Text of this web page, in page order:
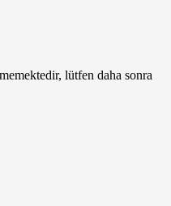
lütfen daha sonra